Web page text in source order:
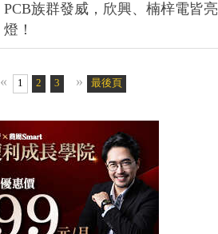
PCB族群發威，欣興、楠梓電皆亮
燈！
« 1 2 3 » 最後頁